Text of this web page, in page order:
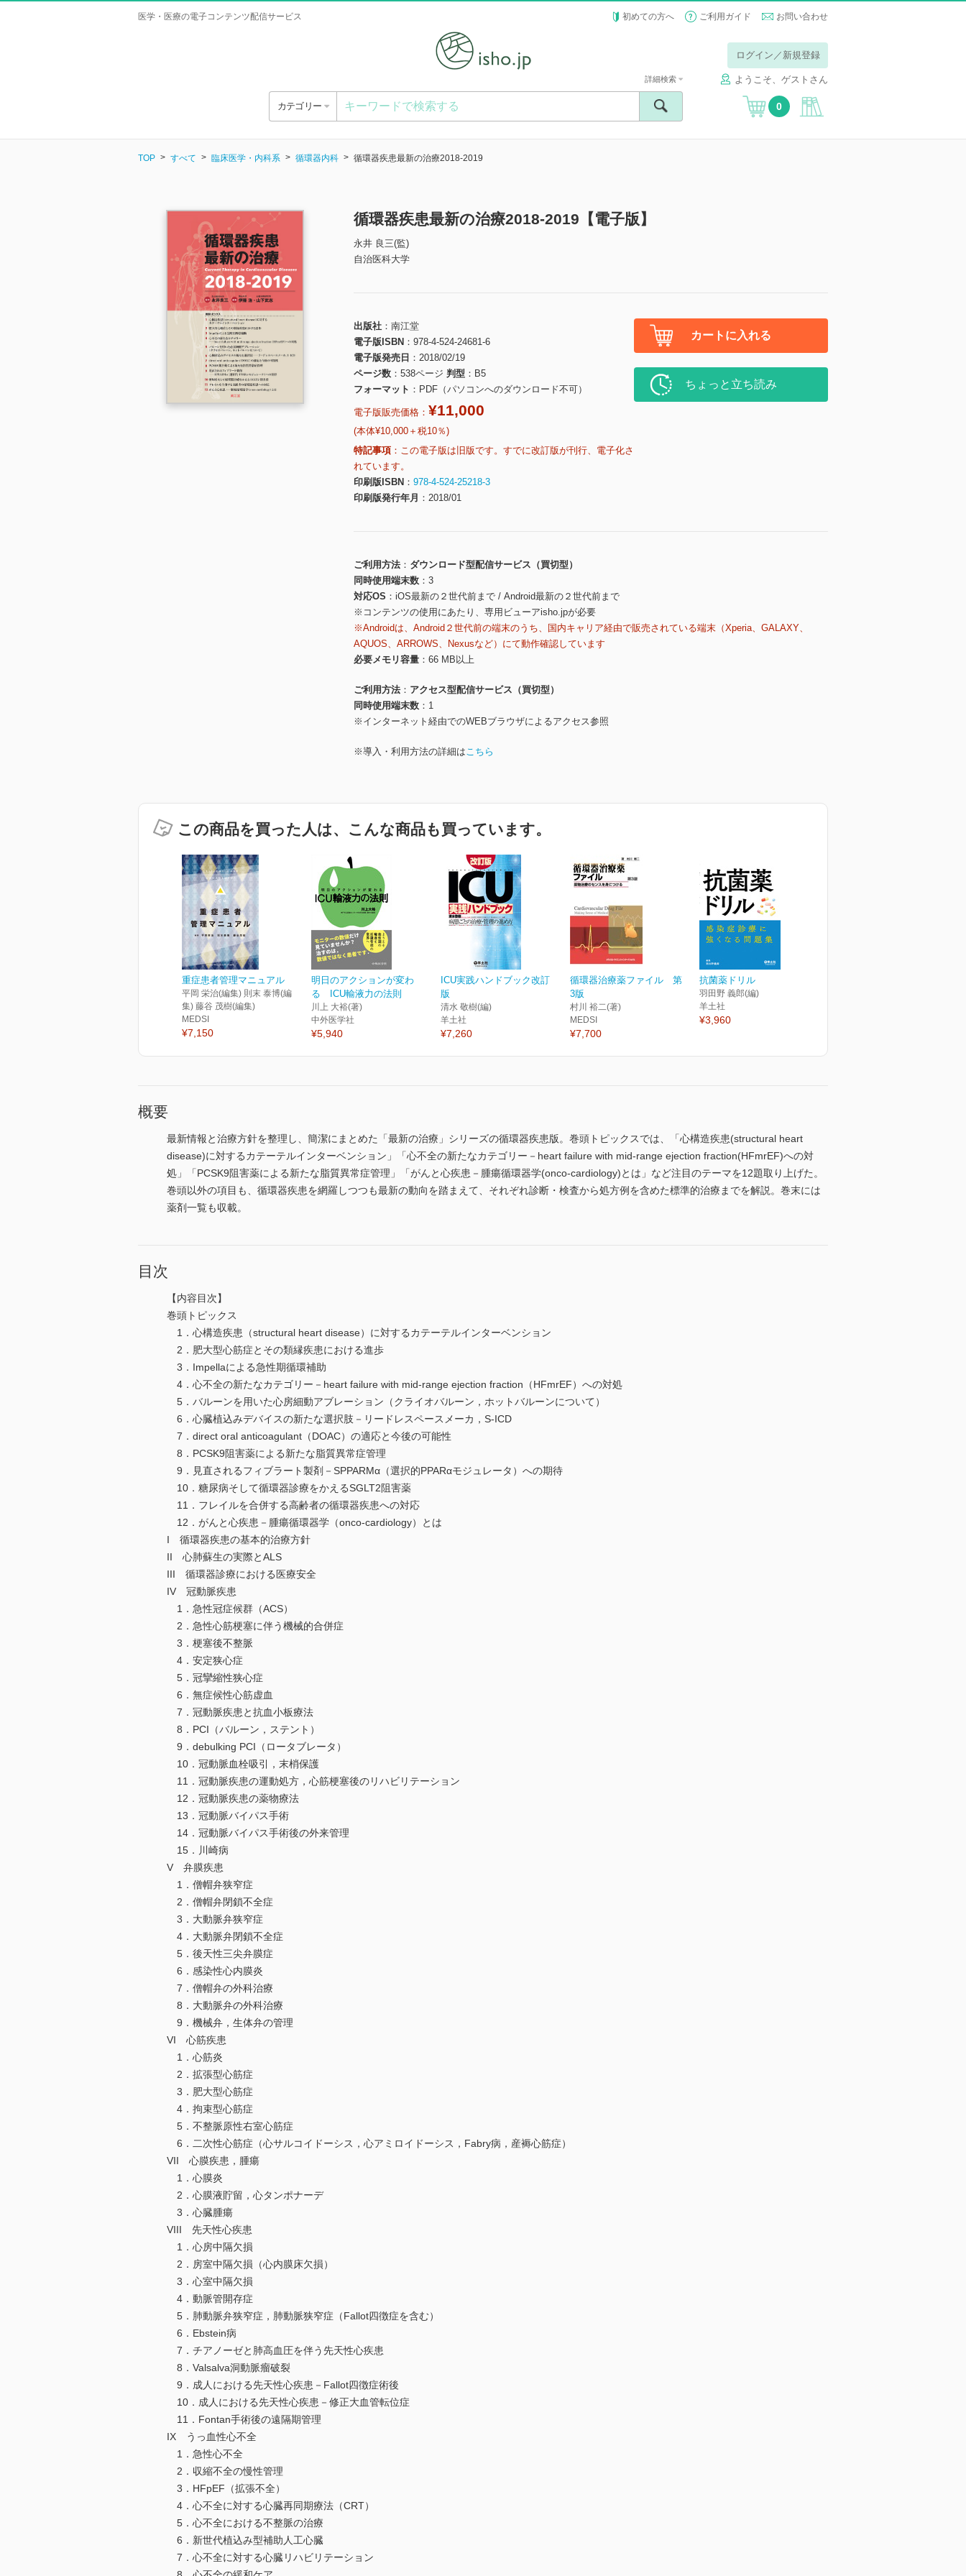
医学・医療の電子コンテンツ配信サービス 初めての方へ ご利用ガイド お問い合わせ
ログイン／新規登録
ようこそ、ゲストさん
カテゴリー
詳細検索
0
TOP すべて 臨床医学・内科系 循環器内科 循環器疾患最新の治療2018-2019
循環器疾患最新の治療2018-2019【電子版】
永井 良三(監)
自治医科大学
出版社
南江堂
電子版ISBN
978-4-524-24681-6
電子版発売日
2018/02/19
ページ数
538ページ 判型
B5
フォーマット
PDF（パソコンへのダウンロード不可）
電子版販売価格： ¥11,000
(本体¥10,000＋税10％)
特記事項
この電子版は旧版です。すでに改訂版が刊行、電子化さ
れています。
印刷版ISBN
978-4-524-25218-3
印刷版発行年月
2018/01
カートに入れる
ちょっと立ち読み
ご利用方法
ダウンロード型配信サービス（買切型）
同時使用端末数
3
対応OS
iOS最新の２世代前まで / Android最新の２世代前まで
※コンテンツの使用にあたり、専用ビューアisho.jpが必要
※Androidは、Android２世代前の端末のうち、国内キャリア経由で販売されている端末（Xperia、GALAXY、
AQUOS、ARROWS、Nexusなど）にて動作確認しています
必要メモリ容量
66 MB以上
ご利用方法
アクセス型配信サービス（買切型）
同時使用端末数
1
※インターネット経由でのWEBブラウザによるアクセス参照
※導入・利用方法の詳細はこちら
この商品を買った人は、こんな商品も買っています。
重症患者管理マニュアル
平岡 栄治(編集) 則末 泰博(編
集) 藤谷 茂樹(編集)
MEDSI
¥7,150
明日のアクションが変わ
る ICU輸液力の法則
川上 大裕(著)
中外医学社
¥5,940
ICU実践ハンドブック改訂
版
清水 敬樹(編)
羊土社
¥7,260
循環器治療薬ファイル 第
3版
村川 裕二(著)
MEDSI
¥7,700
抗菌薬ドリル
羽田野 義郎(編)
羊土社
¥3,960
概要
最新情報と治療方針を整理し、簡潔にまとめた「最新の治療」シリーズの循環器疾患版。巻頭トピックスでは、「心構造疾患(structural heart
disease)に対するカテーテルインターベンション」「心不全の新たなカテゴリー－heart failure with mid-range ejection fraction(HFmrEF)への対
処」「PCSK9阻害薬による新たな脂質異常症管理」「がんと心疾患－腫瘍循環器学(onco-cardiology)とは」など注目のテーマを12題取り上げた。
巻頭以外の項目も、循環器疾患を網羅しつつも最新の動向を踏まえて、それぞれ診断・検査から処方例を含めた標準的治療までを解説。巻末には
薬剤一覧も収載。
目次
【内容目次】
巻頭トピックス
1．心構造疾患（structural heart disease）に対するカテーテルインターベンション
2．肥大型心筋症とその類縁疾患における進歩
3．Impellaによる急性期循環補助
4．心不全の新たなカテゴリー－heart failure with mid-range ejection fraction（HFmrEF）への対処
5．バルーンを用いた心房細動アブレーション（クライオバルーン，ホットバルーンについて）
6．心臓植込みデバイスの新たな選択肢－リードレスペースメーカ，S-ICD
7．direct oral anticoagulant（DOAC）の適応と今後の可能性
8．PCSK9阻害薬による新たな脂質異常症管理
9．見直されるフィブラート製剤－SPPARMα（選択的PPARαモジュレータ）への期待
10．糖尿病そして循環器診療をかえるSGLT2阻害薬
11．フレイルを合併する高齢者の循環器疾患への対応
12．がんと心疾患－腫瘍循環器学（onco-cardiology）とは
I 循環器疾患の基本的治療方針
II 心肺蘇生の実際とALS
III 循環器診療における医療安全
IV 冠動脈疾患
1．急性冠症候群（ACS）
2．急性心筋梗塞に伴う機械的合併症
3．梗塞後不整脈
4．安定狭心症
5．冠攣縮性狭心症
6．無症候性心筋虚血
7．冠動脈疾患と抗血小板療法
8．PCI（バルーン，ステント）
9．debulking PCI（ロータブレータ）
10．冠動脈血栓吸引，末梢保護
11．冠動脈疾患の運動処方，心筋梗塞後のリハビリテーション
12．冠動脈疾患の薬物療法
13．冠動脈バイパス手術
14．冠動脈バイパス手術後の外来管理
15．川崎病
V 弁膜疾患
1．僧帽弁狭窄症
2．僧帽弁閉鎖不全症
3．大動脈弁狭窄症
4．大動脈弁閉鎖不全症
5．後天性三尖弁膜症
6．感染性心内膜炎
7．僧帽弁の外科治療
8．大動脈弁の外科治療
9．機械弁，生体弁の管理
VI 心筋疾患
1．心筋炎
2．拡張型心筋症
3．肥大型心筋症
4．拘束型心筋症
5．不整脈原性右室心筋症
6．二次性心筋症（心サルコイドーシス，心アミロイドーシス，Fabry病，産褥心筋症）
VII 心膜疾患，腫瘍
1．心膜炎
2．心膜液貯留，心タンポナーデ
3．心臓腫瘍
VIII 先天性心疾患
1．心房中隔欠損
2．房室中隔欠損（心内膜床欠損）
3．心室中隔欠損
4．動脈管開存症
5．肺動脈弁狭窄症，肺動脈狭窄症（Fallot四徴症を含む）
6．Ebstein病
7．チアノーゼと肺高血圧を伴う先天性心疾患
8．Valsalva洞動脈瘤破裂
9．成人における先天性心疾患－Fallot四徴症術後
10．成人における先天性心疾患－修正大血管転位症
11．Fontan手術後の遠隔期管理
IX うっ血性心不全
1．急性心不全
2．収縮不全の慢性管理
3．HFpEF（拡張不全）
4．心不全に対する心臓再同期療法（CRT）
5．心不全における不整脈の治療
6．新世代植込み型補助人工心臓
7．心不全に対する心臓リハビリテーション